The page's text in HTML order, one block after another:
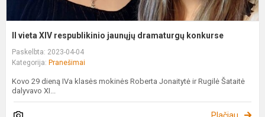
II vieta XIV respublikinio jaunųjų dramaturgų konkurse
Paskelbta: 2023-04-04
Kategorija: Pranešimai
Kovo 29 dieną IVa klasės mokinės Roberta Jonaitytė ir Rugilė Šataitė
dalyvavo XI...